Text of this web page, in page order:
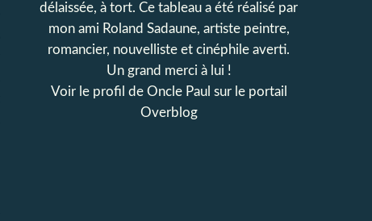
délaissée, à tort. Ce tableau a été réalisé par
mon ami Roland Sadaune, artiste peintre,
romancier, nouvelliste et cinéphile averti.
Un grand merci à lui !
Voir le profil de Oncle Paul sur le portail
Overblog